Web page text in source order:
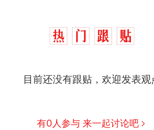
目前还没有跟贴，欢迎发表观
有0人参与 来一起讨论吧
费大厨“全国小炒肉大王”称号，仅凭